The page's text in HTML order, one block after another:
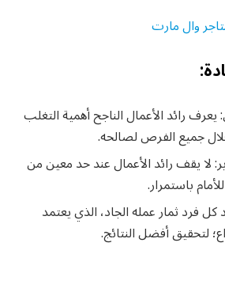
وال مارت
رائد الأعمال الناجح أهمية التغلب
جميع الفرص لصالحه.
لا يقف رائد الأعمال عند حد معين من
باستمرار.
فرد ثمار عمله الجاد، الذي يعتمد
لتحقيق أفضل النتائج.